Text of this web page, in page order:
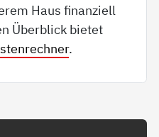
Haus finanziell
Überblick bietet
.